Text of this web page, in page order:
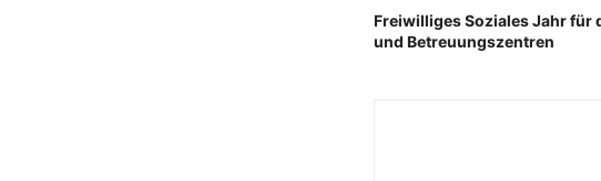
Freiwilliges Soziales Jahr für
und Betreuungszentren